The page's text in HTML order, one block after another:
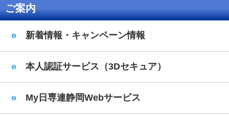
ご案内
新着情報・キャンペーン情報
本人認証サービス（3Dセキュア）
My日専連静岡Webサービス